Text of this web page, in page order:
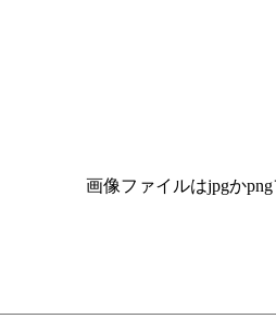
画像ファイルはjpgか